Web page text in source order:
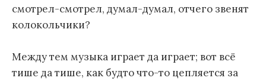
смотрел-смотрел, думал-думал, отчего звенят
колокольчики?
Между тем музыка играет да играет; вот всё
тише да тише, как будто что-то цепляется за